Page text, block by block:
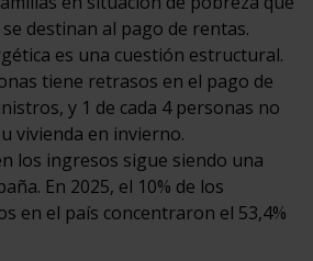
destinan al pago de rentas.
es una cuestión estructural.
tiene retrasos en el pago de
y 1 de cada 4 personas no
vivienda en invierno.
los ingresos sigue siendo una
En 2025, el 10% de los
en el país concentraron el 53,4%